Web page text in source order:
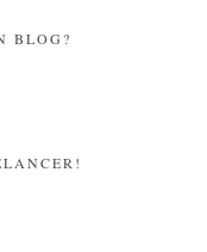
BLOG?